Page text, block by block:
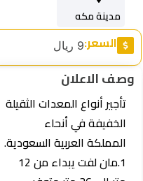
مدينة مكه
السعر:9 ريال
وصف الاعلان
تأجير أنواع المعدات الثقيلة
الخفيفة في أنحاء
المملكة العربية السعودية.
1.مان لفت يبداء من 12